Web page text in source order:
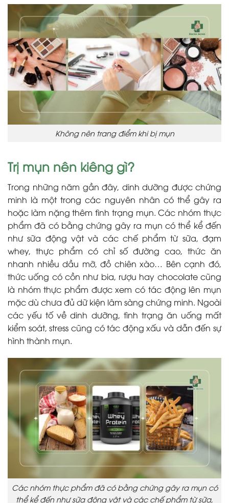
Không nên trang điểm khi bị mụn
Trị mụn nên kiêng gì?
Trong những năm gần đây, dinh dưỡng được chứng
minh là một trong các nguyên nhân có thể gây ra
hoặc làm nặng thêm tình trạng mụn. Các nhóm thực
phẩm đã có bằng chứng gây ra mụn có thể kể đến
như sữa động vật và các chế phẩm từ sữa, đạm
whey, thực phẩm có chỉ số đường cao, thức ăn
nhanh nhiều dầu mỡ, đồ chiên xào… Bên cạnh đó,
thức uống có cồn như bia, rượu hay chocolate cũng
là nhóm thực phẩm được xem có tác động lên mụn
mặc dù chưa đủ dữ kiện lâm sàng chứng minh. Ngoài
các yếu tố về dinh dưỡng, tình trạng ăn uống mất
kiểm soát, stress cũng có tác động xấu và dẫn đến sự
hình thành mụn.
Các nhóm thực phẩm đã có bằng chứng gây ra mụn có
thể kể đến như sữa động vật và các chế phẩm từ sữa,